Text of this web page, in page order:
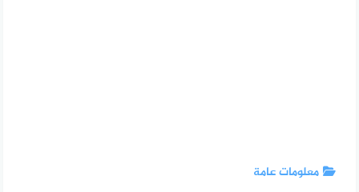
معلومات عامة